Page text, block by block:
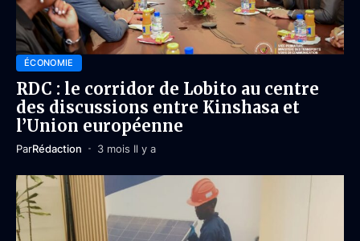
ÉCONOMIE
RDC : le corridor de Lobito au centre
des discussions entre Kinshasa et
l’Union européenne
ParRédaction 3 mois Il y a